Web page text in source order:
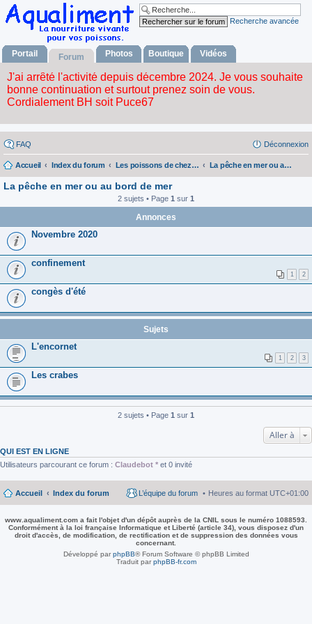
Recherche avancée
Portail Forum Photos Boutique Vidéos
FAQ Déconnexion
Accueil Index du forum Les poissons de chez nous La pêche en mer ou au bord de mer
La pêche en mer ou au bord de mer
2 sujets • Page 1 sur 1
Annonces
Novembre 2020
confinement
1 2
congès d'été
Sujets
L'encornet
1 2 3
Les crabes
2 sujets • Page 1 sur 1
Aller à
QUI EST EN LIGNE
Utilisateurs parcourant ce forum : Claudebot * et 0 invité
Accueil Index du forum Heures au format UTC+01:00
L’équipe du forum
www.aqualiment.com a fait l'objet d'un dépôt auprès de la CNIL sous le numéro 1088593.
Conformément à la loi française Informatique et Liberté (article 34), vous disposez d'un
droit d'accès, de modification, de rectification et de suppression des données vous
concernant.
Développé parphpBB® Forum Software © phpBB Limited
Traduit parphpBB-fr.com